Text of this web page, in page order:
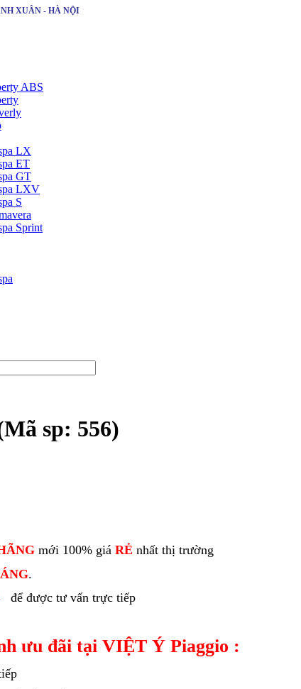
XUÂN - HÀ NỘI
ABS
LX
ET
GT
LXV
S
Sprint
sp: 556)
mới 100% giá RẺ nhất thị trường
.
để được tư vấn trực tiếp
ưu đãi tại VIỆT Ý Piaggio :